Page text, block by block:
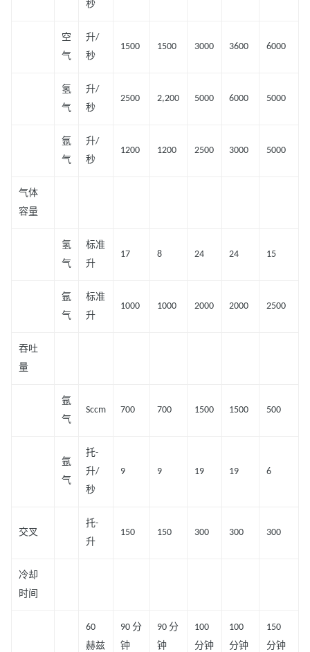
秒
空
气
升/
秒
1500 1500 3000 3600 6000
氢
气
升/
秒
2500 2,200 5000 6000 5000
氩
气
升/
秒
1200 1200 2500 3000 5000
气体
容量
氢
气
标准
升
17 8 24 24 15
氩
气
标准
升
1000 1000 2000 2000 2500
吞吐
量
氩
气
Sccm 700 700 1500 1500 500
氩
气
托-
升/
秒
9 9 19 19 6
交叉
托-
升
150 150 300 300 300
冷却
时间
60
赫兹
90 分
钟
90 分
钟
100
分钟
100
分钟
150
分钟